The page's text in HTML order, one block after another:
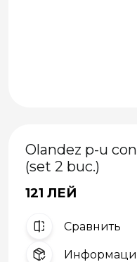
Olandez p-u
(set 2 buc.)
121 ЛЕЙ
Cравнить